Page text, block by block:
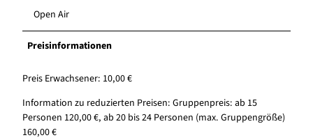
Open Air
Preisinformationen
Preis Erwachsener: 10,00 €
Information zu reduzierten Preisen: Gruppenpreis: ab 15
Personen 120,00 €, ab 20 bis 24 Personen (max. Gruppengröße)
160,00 €